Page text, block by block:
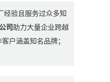
经验且服务过众多知
司助力大量企业跨越
户涵盖知名品牌；